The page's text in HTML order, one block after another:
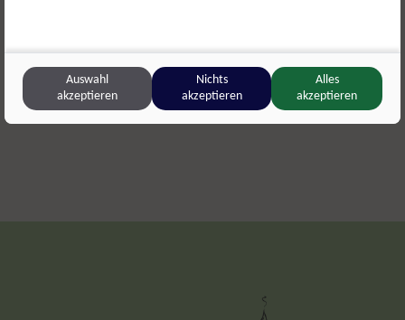
Vogelbeerbrand
Auswahl
akzeptieren
Nichts
akzeptieren
Alles
akzeptieren